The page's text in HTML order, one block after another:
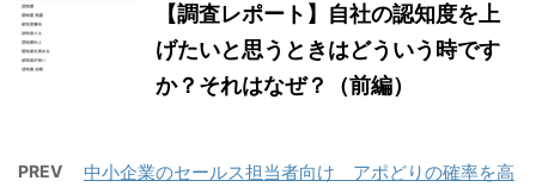
【調査レポート】自社の認知度を上
げたいと思うときはどういう時です
か？それはなぜ？（前編）
PREV
中小企業のセールス担当者向け＿アポどりの確率を高